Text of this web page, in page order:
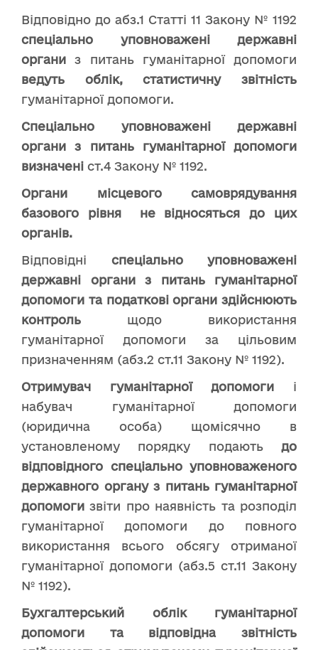
Відповідно до абз.1 Статті 11 Закону № 1192
спеціально уповноважені державні
организ питань гуманітарної допомоги
ведуть облік, статистичну звітність
гуманітарної допомоги.
Спеціально уповноважені державні
органи з питань гуманітарної допомоги
визначені ст.4 Закону № 1192.
Органи місцевого самоврядування
базового рівня не відносяться до цих
органів.
Відповідні спеціально уповноважені
державні органи з питань гуманітарної
допомоги та податкові органи здійснюють
контроль щодо використання
гуманітарної допомоги за цільовим
призначенням (абз.2 ст.11 Закону № 1192).
Отримувач гуманітарної допомоги і
набувач гуманітарної допомоги
(юридична особа) щомісячно в
установленому порядку подають до
відповідного спеціально уповноваженого
державного органу з питань гуманітарної
допомоги звіти про наявність та розподіл
гуманітарної допомоги до повного
використання всього обсягу отриманої
гуманітарної допомоги (абз.5 ст.11 Закону
№ 1192).
Бухгалтерський облік гуманітарної
допомоги та відповідна звітність